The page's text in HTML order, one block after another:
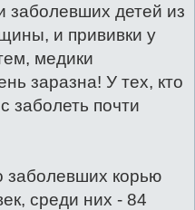
заболевших детей из
и прививки у
медики
заразна! У тех, кто
заболеть почти
заболевших корью
среди них - 84